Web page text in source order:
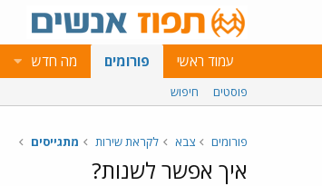
עמוד ראשי פורומים מה חדש
פוסטים חיפוש
פורומים צבא לקראת שירות מתגייסים
איך אפשר לשנות?